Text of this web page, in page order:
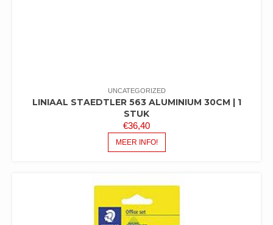
UNCATEGORIZED
LINIAAL STAEDTLER 563 ALUMINIUM 30CM | 1
STUK
€36,40
MEER INFO!